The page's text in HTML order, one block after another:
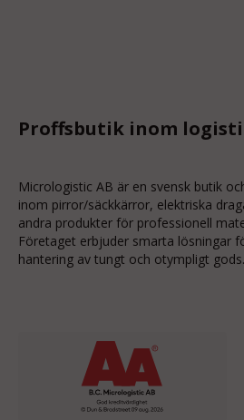
Proffsbutik inom
Micrologistic AB är en svensk butik
inom pirror/säckkärror, elektriska
andra produkter för professionell
Företaget erbjuder smarta lösningar
hantering av tungt och otympligt gods.